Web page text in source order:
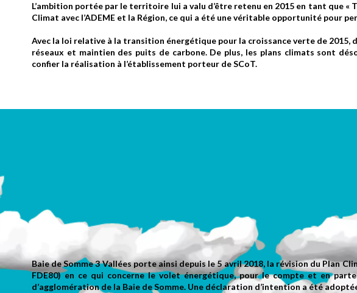
L’ambition portée par le territoire lui a valu d’être retenu en 2015 en tant que
Climat avec l’ADEME et la Région, ce qui a été une véritable opportunité
Avec la loi relative à la transition énergétique pour la croissance verte de
réseaux et maintien des puits de carbone. De plus, les plans climats sont
confier la réalisation à l’établissement porteur de SCoT.
Baie de Somme 3 Vallées porte ainsi depuis le 5 avril 2018, la révision du Plan
FDE80) en ce qui concerne le volet énergétique, pour le compte et en
d’agglomération de la Baie de Somme. Une déclaration d’intention a été